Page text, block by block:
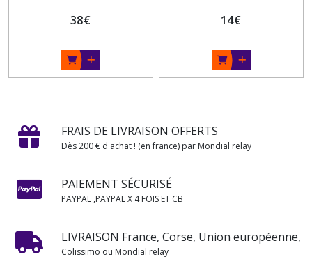
38€ 14€
FRAIS DE LIVRAISON OFFERTS
Dès 200 € d'achat ! (en france) par Mondial relay
PAIEMENT SÉCURISÉ
PAYPAL ,PAYPAL X 4 FOIS ET CB
LIVRAISON France, Corse, Union européenne,
Colissimo ou Mondial relay